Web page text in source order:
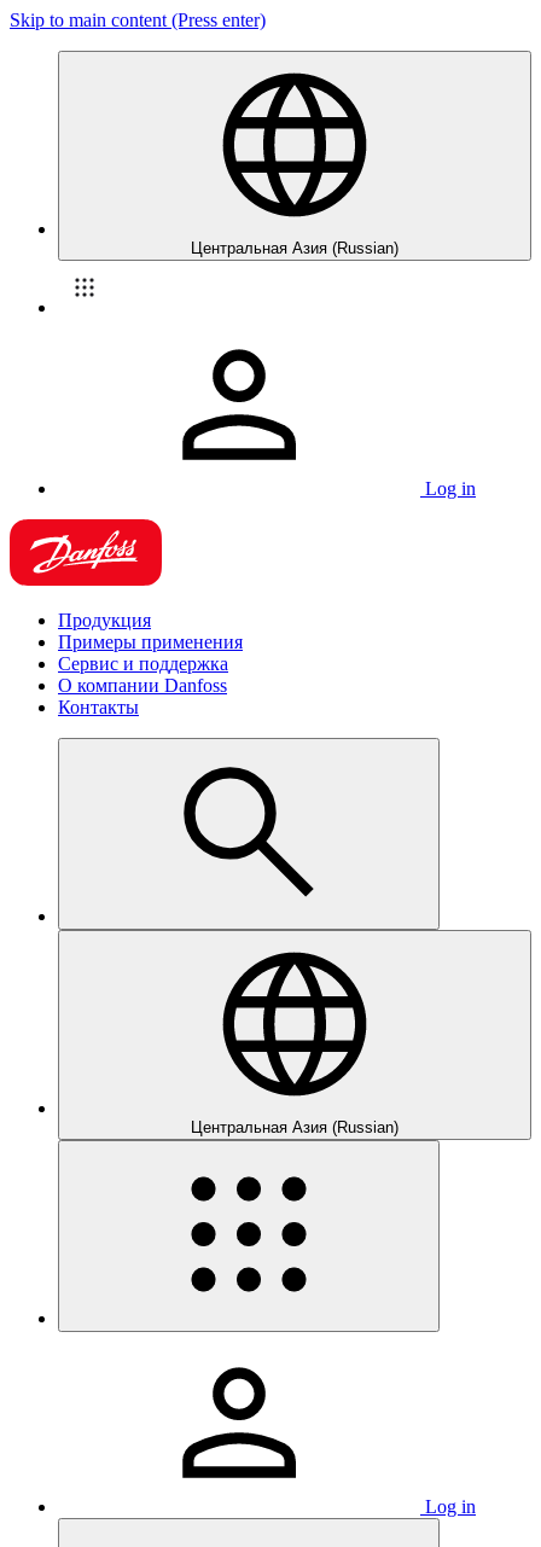
Skip to main content (Press enter)
Центральная Азия (Russian)
Log in
Продукция
Примеры применения
Сервис и поддержка
О компании Danfoss
Контакты
Центральная Азия (Russian)
Log in